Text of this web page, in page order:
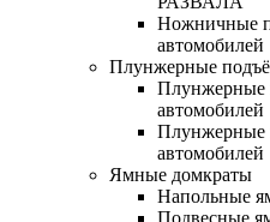
Ножничные
автомобилей
Плунжерные
Плунжерные
автомобилей
Плунжерные
автомобилей
Ямные домкраты
Напольные